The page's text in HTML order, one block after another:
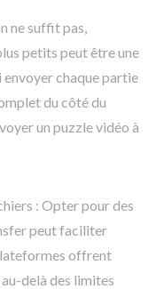
ne suffit pas,
petits peut être une
chaque partie
du côté du
un puzzle vidéo à
: Opter pour des
peut faciliter
offrent
delà des limites